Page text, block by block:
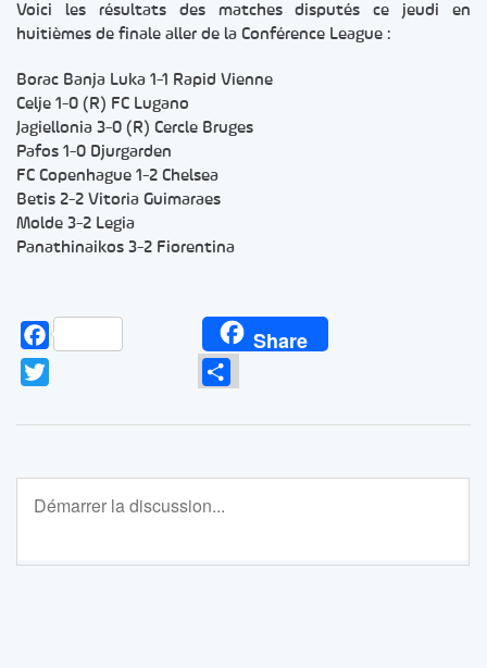
Voici les résultats des matches disputés ce jeudi en
huitièmes de finale aller de la Conférence League :
Borac Banja Luka 1-1 Rapid Vienne
Celje 1-0 (R) FC Lugano
Jagiellonia 3-0 (R) Cercle Bruges
Pafos 1-0 Djurgarden
FC Copenhague 1-2 Chelsea
Betis 2-2 Vitoria Guimaraes
Molde 3-2 Legia
Panathinaikos 3-2 Fiorentina
Facebook Share